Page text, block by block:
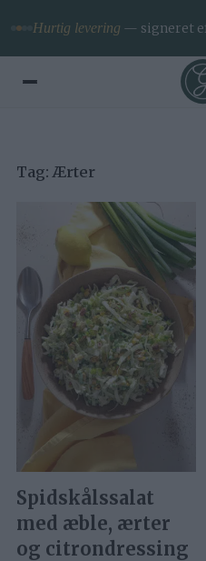
Hurtig levering — signeret
Tag:Ærter
Spidskålssalat
med æble, ærter
og citrondressing